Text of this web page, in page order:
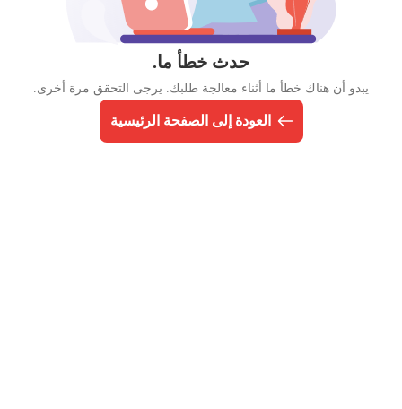
حدث خطأ ما.
يبدو أن هناك خطأ ما أثناء معالجة طلبك. يرجى التحقق مرة أخرى.
العودة إلى الصفحة الرئيسية